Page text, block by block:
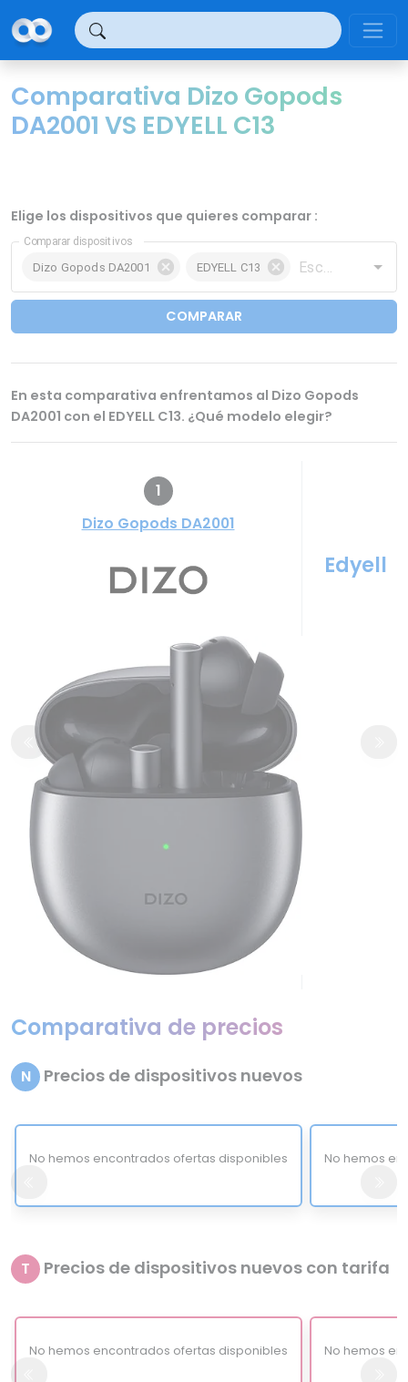
Comparativa Dizo Gopods
DA2001 VS EDYELL C13
Elige los dispositivos que quieres comparar :
Comparar dispositivos
Dizo Gopods DA2001 EDYELL C13
COMPARAR
En esta comparativa enfrentamos al Dizo Gopods
DA2001 con el EDYELL C13. ¿Qué modelo elegir?
1
Dizo Gopods DA2001
Edyell
Comparativa de precios
N Precios de dispositivos nuevos
No hemos encontrados ofertas disponibles No hemos
T Precios de dispositivos nuevos con tarifa
No hemos encontrados ofertas disponibles No hemos
Panel de gestión de cookies